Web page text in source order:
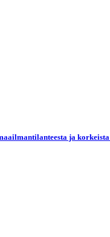
ja